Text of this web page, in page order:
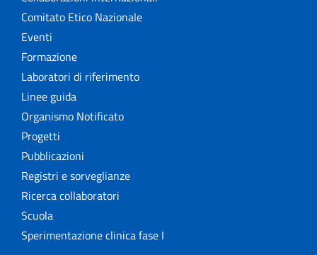
Comitato Etico Nazionale
Eventi
Formazione
Laboratori di riferimento
Linee guida
Organismo Notificato
Progetti
Pubblicazioni
Registri e sorveglianze
Ricerca collaboratori
Scuola
Sperimentazione clinica fase I